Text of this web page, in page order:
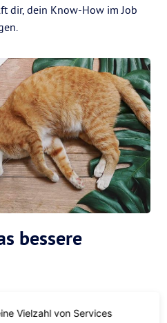
dir, dein Know-How im Job
bessere
Vielzahl von Services